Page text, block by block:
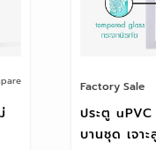
Factory Sale
ประตู
บานชุด เจา